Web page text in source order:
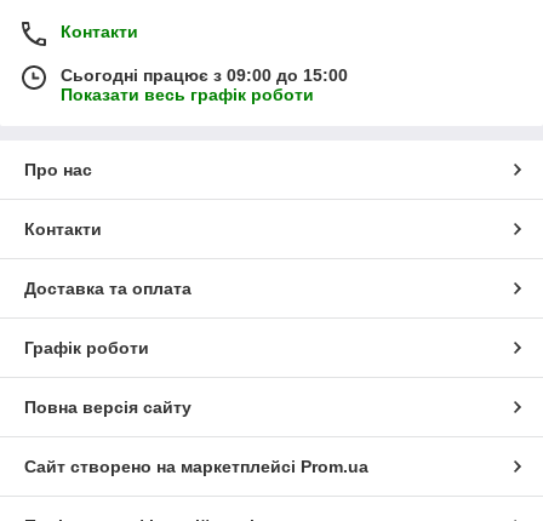
Контакти
Сьогодні працює з 09:00 до 15:00
Показати весь графік роботи
Про нас
Контакти
Доставка та оплата
Графік роботи
Повна версія сайту
Сайт створено на маркетплейсі Prom.ua